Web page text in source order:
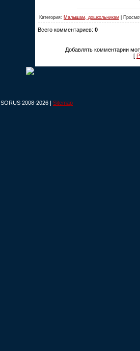
Категория: Малышам, дошкольникам |
Всего комментариев: 0
Добавлять комментарии
[
SORUS 2008-2026 | Sitemap